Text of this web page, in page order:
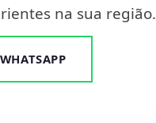
na sua região.